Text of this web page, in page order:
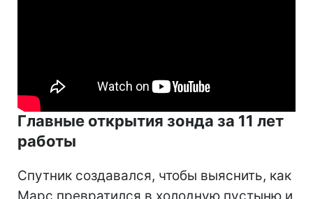
Главные открытия зонда за 11 лет
работы
Спутник создавался, чтобы выяснить, как